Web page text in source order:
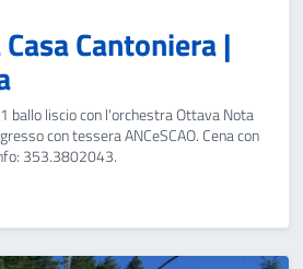
Cantoniera |
ballo liscio con l'orchestra Ottava Nota
con tessera ANCeSCAO. Cena con
353.3802043.